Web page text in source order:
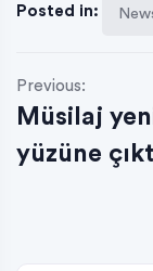
Posted in:
Previous:
Müsilaj
yüzüne